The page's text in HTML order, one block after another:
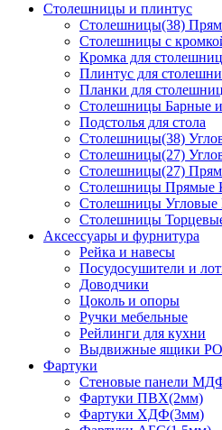
Столешницы и плинтус
Столешницы(38)
Столешницы с
Кромка для столешниц
Плинтус для
Планки для столешниц
Столешницы Барные
Подстолья для стола
Столешницы(38)
Столешницы(27)
Столешницы(27)
Столешницы Прямые
Столешницы Угловые
Столешницы
Аксессуары и фурнитура
Рейка и навесы
Посудосушители и
Доводчики
Цоколь и опоры
Ручки мебельные
Рейлинги для кухни
Выдвижные ящики
Фартуки
Стеновые панели
Фартуки ПВХ(2мм)
Фартуки ХДФ(3мм)